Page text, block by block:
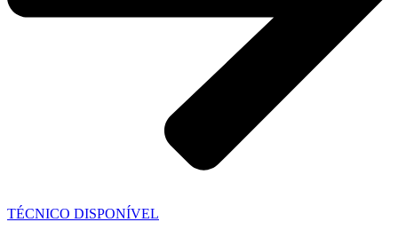
TÉCNICO DISPONÍVEL